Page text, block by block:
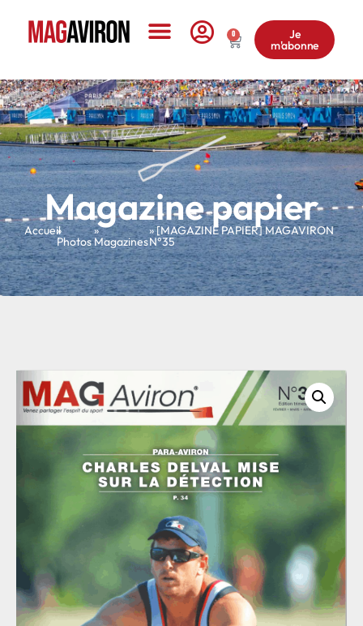
0 Je
m'abonne
Magazine papier
Accueil»
Photos
»
Magazines
» [MAGAZINE PAPIER] MAGAVIRON
N°35